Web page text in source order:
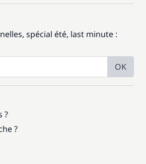
spécial été, last minute :
OK
?
?